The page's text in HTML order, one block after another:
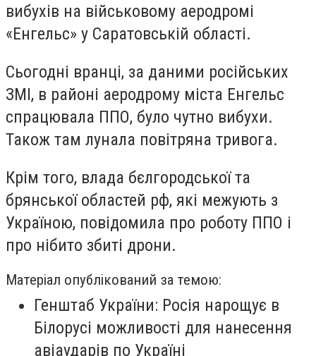
вибухів на військовому аеродромі
«Енгельс» у Саратовській області.
Сьогодні вранці, за даними російських
ЗМІ, в районі аеродрому міста Енгельс
спрацювала ППО, було чутно вибухи.
Також там лунала повітряна тривога.
Крім того, влада бєлгородської та
брянської областей рф, які межують з
Україною, повідомила про роботу ППО і
про нібито збиті дрони.
Матеріал опублікований за темою:
Генштаб України: Росія нарощує в
Білорусі можливості для нанесення
авіаударів по Україні